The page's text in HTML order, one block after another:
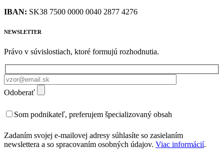
IBAN: SK38 7500 0000 0040 2877 4276
NEWSLETTER
Právo v súvislostiach, ktoré formujú rozhodnutia.
Odoberať
Som podnikateľ, preferujem špecializovaný obsah
Zadaním svojej e-mailovej adresy súhlasíte so zasielaním
newslettera a so spracovaním osobných údajov. Viac informácií.